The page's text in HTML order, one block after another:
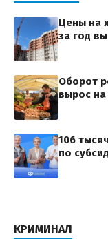
Цены на
за год
Оборот
вырос на
106
по
КРИМИНАЛ